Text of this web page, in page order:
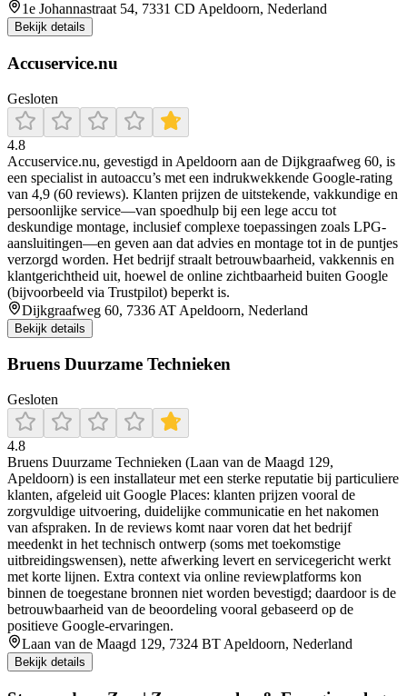
1e Johannastraat 54, 7331 CD Apeldoorn, Nederland
Bekijk details
Accuservice.nu
Gesloten
4.8
Accuservice.nu, gevestigd in Apeldoorn aan de Dijkgraafweg 60, is
een specialist in autoaccu’s met een indrukwekkende Google-rating
van 4,9 (60 reviews). Klanten prijzen de uitstekende, vakkundige en
persoonlijke service—van spoedhulp bij een lege accu tot
deskundige montage, inclusief complexe toepassingen zoals LPG-
aansluitingen—en geven aan dat advies en montage tot in de puntjes
verzorgd worden. Het bedrijf straalt betrouwbaarheid, vakkennis en
klantgerichtheid uit, hoewel de online zichtbaarheid buiten Google
(bijvoorbeeld via Trustpilot) beperkt is.
Dijkgraafweg 60, 7336 AT Apeldoorn, Nederland
Bekijk details
Bruens Duurzame Technieken
Gesloten
4.8
Bruens Duurzame Technieken (Laan van de Maagd 129,
Apeldoorn) is een installateur met een sterke reputatie bij particuliere
klanten, afgeleid uit Google Places: klanten prijzen vooral de
zorgvuldige uitvoering, duidelijke communicatie en het nakomen
van afspraken. In de reviews komt naar voren dat het bedrijf
meedenkt in het technisch ontwerp (soms met toekomstige
uitbreidingswensen), nette afwerking levert en servicegericht werkt
met korte lijnen. Extra context via online reviewplatforms kon
binnen de toegestane bronnen niet worden bevestigd; daardoor is de
betrouwbaarheid van de beoordeling vooral gebaseerd op de
positieve Google-ervaringen.
Laan van de Maagd 129, 7324 BT Apeldoorn, Nederland
Bekijk details